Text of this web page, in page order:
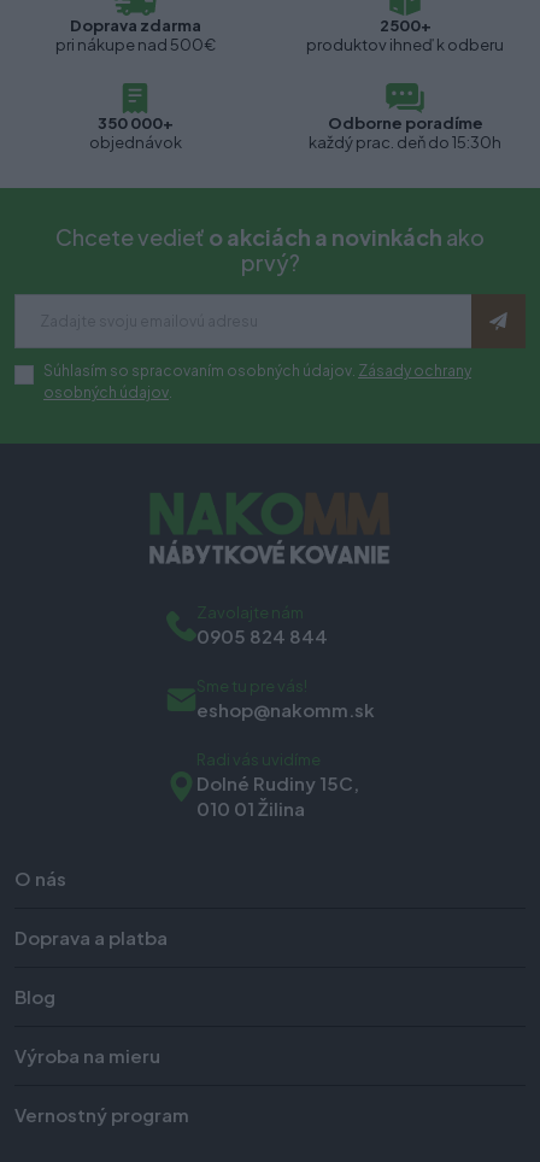
Doprava zdarma
pri nákupe nad 500€
2500+
produktov ihneď k odberu
350 000+
objednávok
Odborne poradíme
každý prac. deň do 15:30h
Chcete vedieť o akciách a novinkách ako
prvý?
Súhlasím so spracovaním osobných údajov. Zásady ochrany
osobných údajov
O nás
Doprava a platba
Blog
Výroba na mieru
Vernostný program
Zavolajte nám
0905 824 844
Sme tu pre vás!
eshop@nakomm.sk
Radi vás uvidíme
Dolné Rudiny 15C,
010 01 Žilina